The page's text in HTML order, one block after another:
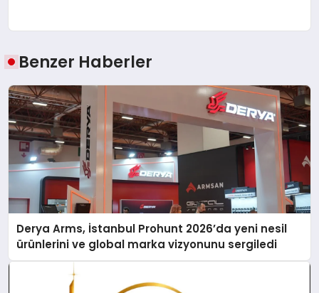
Benzer Haberler
Derya Arms, İstanbul Prohunt 2026’da yeni nesil
ürünlerini ve global marka vizyonunu sergiledi